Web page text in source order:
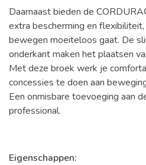
Daarnaast bieden de
extra bescherming en
bewegen moeiteloos gaat. De
onderkant maken het plaatsen
Met deze broek werk je
concessies te doen aan
Een onmisbare toevoeging aan
professional.
Eigenschappen: